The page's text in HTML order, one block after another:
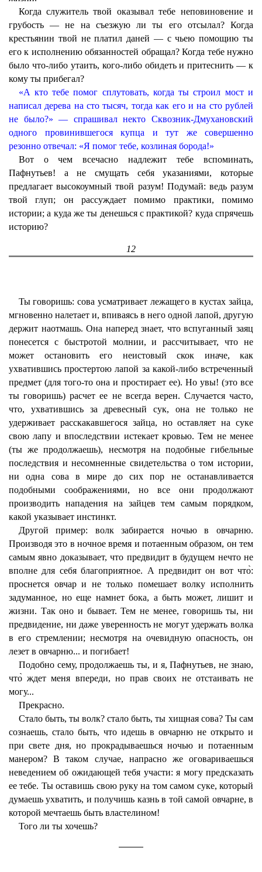
Когда служитель твой оказывал тебе неповиновение и
грубость — не на съезжую ли ты его отсылал? Когда
крестьянин твой не платил даней — с чьею помощию ты
его к исполнению обязанностей обращал? Когда тебе нужно
было что-либо утаить, кого-либо обидеть и притеснить — к
кому ты прибегал?
«А кто тебе помог сплутовать, когда ты строил мост и
написал дерева на сто тысяч, тогда как его и на сто рублей
не было?» — спрашивал некто Сквозник-Дмухановский
одного провинившегося купца и тут же совершенно
резонно отвечал: «Я помог тебе, козлиная борода!»
Вот о чем всечасно надлежит тебе вспоминать,
Пафнутьев! а не смущать себя указаниями, которые
предлагает высокоумный твой разум! Подумай: ведь разум
твой глуп; он рассуждает помимо практики, помимо
истории; а куда же ты денешься с практикой? куда спрячешь
историю?
12
Ты говоришь: сова усматривает лежащего в кустах зайца,
мгновенно налетает и, впиваясь в него одной лапой, другую
держит наотмашь. Она наперед знает, что вспуганный заяц
понесется с быстротой молнии, и рассчитывает, что не
может остановить его неистовый скок иначе, как
ухватившись простертою лапой за какой-либо встреченный
предмет (для того-то она и простирает ее). Но увы! (это все
ты говоришь) расчет ее не всегда верен. Случается часто,
что, ухватившись за древесный сук, она не только не
удерживает расскакавшегося зайца, но оставляет на суке
свою лапу и впоследствии истекает кровью. Тем не менее
(ты же продолжаешь), несмотря на подобные гибельные
последствия и несомненные свидетельства о том истории,
ни одна сова в мире до сих пор не останавливается
подобными соображениями, но все они продолжают
производить нападения на зайцев тем самым порядком,
какой указывает инстинкт.
Другой пример: волк забирается ночью в овчарню.
Производя это в ночное время и потаенным образом, он тем
самым явно доказывает, что предвидит в будущем нечто не
вполне для себя благоприятное. А предвидит он вот что̀:
проснется овчар и не только помешает волку исполнить
задуманное, но еще намнет бока, а быть может, лишит и
жизни. Так оно и бывает. Тем не менее, говоришь ты, ни
предвидение, ни даже уверенность не могут удержать волка
в его стремлении; несмотря на очевидную опасность, он
лезет в овчарню... и погибает!
Подобно сему, продолжаешь ты, и я, Пафнутьев, не знаю,
что̀ ждет меня впереди, но прав своих не отстаивать не
могу...
Прекрасно.
Стало быть, ты волк? стало быть, ты хищная сова? Ты сам
сознаешь, стало быть, что идешь в овчарню не открыто и
при свете дня, но прокрадываешься ночью и потаенным
манером? В таком случае, напрасно же оговариваешься
неведением об ожидающей тебя участи: я могу предсказать
ее тебе. Ты оставишь свою руку на том самом суке, который
думаешь ухватить, и получишь казнь в той самой овчарне, в
которой мечтаешь быть властелином!
Того ли ты хочешь?